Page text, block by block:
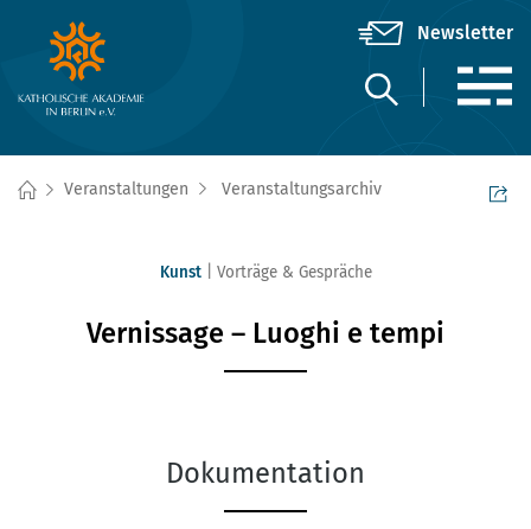
Veranstaltungen Veranstaltungsarchiv
Kunst Vorträge & Gespräche
Vernissage – Luoghi e tempi
Dokumentation